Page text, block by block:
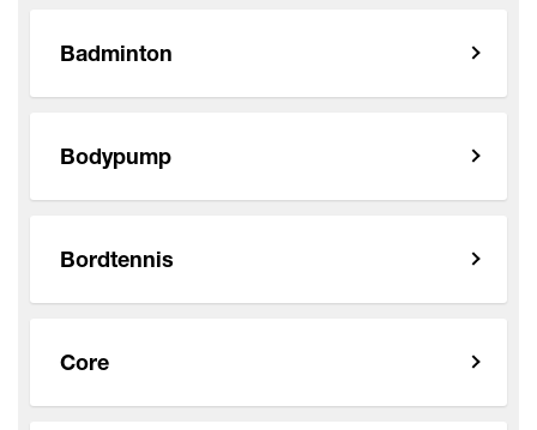
Badminton
Bodypump
Bordtennis
Core